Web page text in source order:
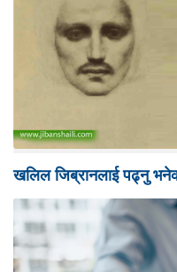
खलिल जिब्रानलाई पढ्नु